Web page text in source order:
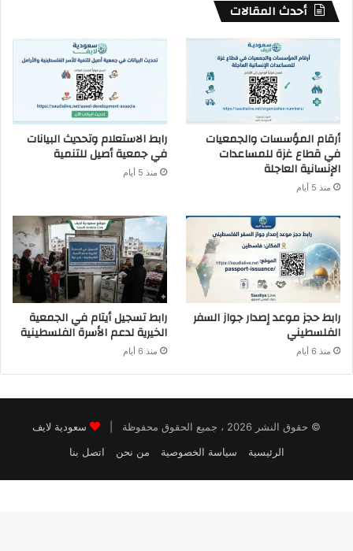
أحدث المقالات
أرقام المؤسسات والجمعيات
في قطاع غزة للمساعدات
الإنسانية العاجلة
منذ 5 أيام
رابط الاستعلام وتحديث البيانات
في جمعية أصيل للتنمية
منذ 5 أيام
رابط حجز موعد إصدار جواز السفر
الفلسطيني
منذ 6 أيام
رابط تسجيل أيتام في الجمعية
الخيرية لدعم الأسرة الفلسطينية
منذ 6 أيام
© حقوق النشر 2026 ، جميع الحقوق محفوظة |
سعودية لايف
الرئيسية
سياسة الخصوصية من نحن اتصل بنا